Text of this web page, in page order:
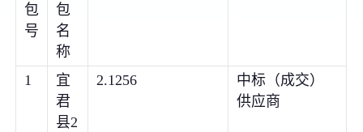
包
号
包
名
称
1
宜
君
县2
2.1256
中标（成交）
供应商